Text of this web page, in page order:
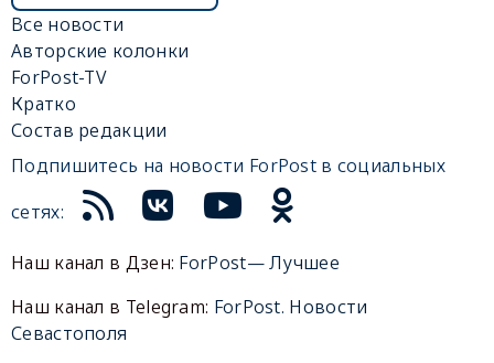
Все новости
Авторские колонки
ForPost-TV
Кратко
Состав редакции
Подпишитесь на новости ForPost в социальных
сетях:
Наш канал в Дзен: ForPost— Лучшее
Наш канал в Telegram: ForPost. Новости
Севастополя